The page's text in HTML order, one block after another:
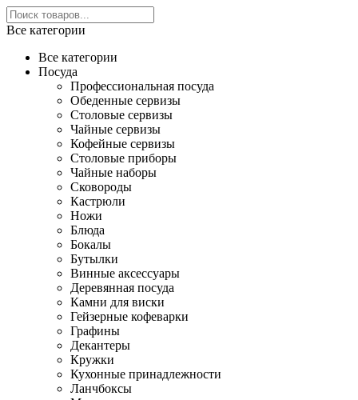
Все категории
Все категории
Посуда
Профессиональная посуда
Обеденные сервизы
Столовые сервизы
Чайные сервизы
Кофейные сервизы
Столовые приборы
Чайные наборы
Сковороды
Кастрюли
Ножи
Блюда
Бокалы
Бутылки
Винные аксессуары
Деревянная посуда
Камни для виски
Гейзерные кофеварки
Графины
Декантеры
Кружки
Кухонные принадлежности
Ланчбоксы